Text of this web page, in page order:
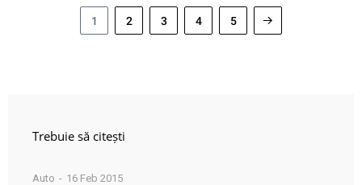
1 2 3 4 5
Trebuie să citești
Auto 16 Feb 2015